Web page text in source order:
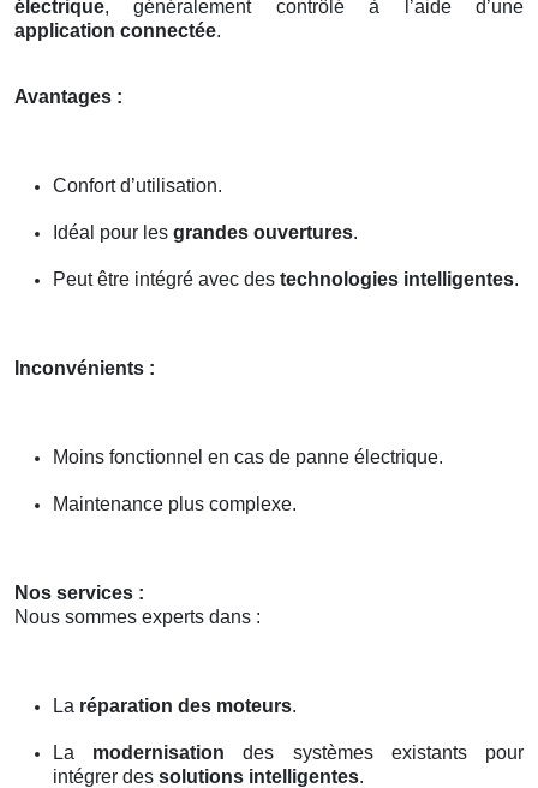
électrique, généralement contrôlé à l’aide d’une
application connectée.
Avantages :
Confort d’utilisation.
Idéal pour les grandes ouvertures.
Peut être intégré avec des technologies intelligentes.
Inconvénients :
Moins fonctionnel en cas de panne électrique.
Maintenance plus complexe.
Nos services :
Nous sommes experts dans :
La réparation des moteurs.
La modernisation des systèmes existants pour
intégrer des solutions intelligentes.